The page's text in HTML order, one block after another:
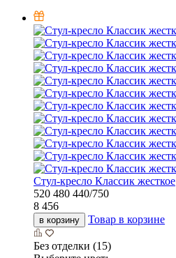
Стул-кресло Классик жесткое
520 480 440/750
8 456
в корзину Товар в корзине
Без отделки (15)